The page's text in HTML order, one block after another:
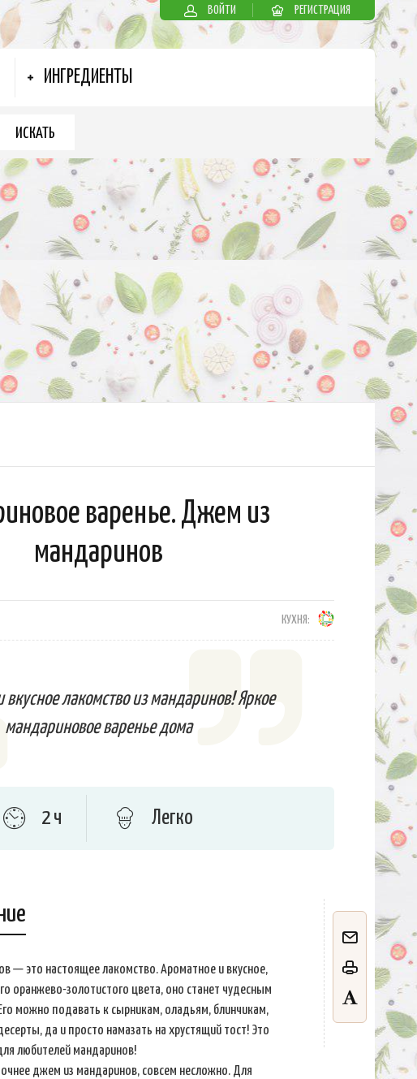
ВОЙТИ РЕГИСТРАЦИЯ
ИНГРЕДИЕНТЫ
варенье. Джем из
мандаринов
КУХНЯ:
вкусное лакомство из мандаринов! Яркое
мандариновое варенье дома
2 ч Легко
— это настоящее лакомство. Ароматное и вкусное,
оранжево-золотистого цвета, оно станет чудесным
можно подавать к сырникам, оладьям, блинчикам,
да и просто намазать на хрустящий тост! Это
любителей мандаринов!
джем из мандаринов, совсем несложно. Для